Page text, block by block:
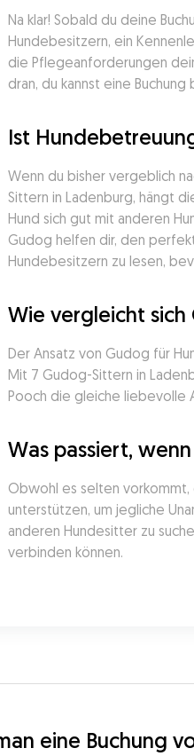
Na klar! Sobald du deine
Hundebesitzern, ein
die Pflegeanforderungen
dran, du kannst eine
Ist
Wenn du bisher vergeblich
Sittern in Ladenburg, hängt
Hund sich gut mit anderen
Gudog helfen dir, den
Hundebesitzern zu lesen,
Wie vergleicht
Der Ansatz von Gudog für
Mit 7 Gudog-Sittern in
Pooch die gleiche liebevolle
Was passiert,
Obwohl es selten vorkommt,
unterstützen, um jegliche
anderen Hundesitter zu
verbinden können.
eine Buchung